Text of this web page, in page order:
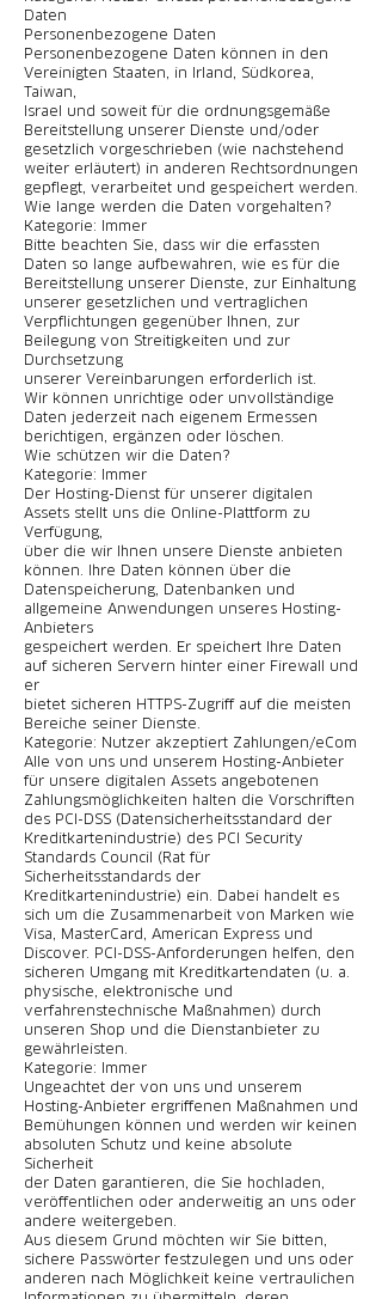
Daten
Personenbezogene Daten
Personenbezogene Daten können in den
Vereinigten Staaten, in Irland, Südkorea,
Taiwan,
Israel und soweit für die ordnungsgemäße
Bereitstellung unserer Dienste und/oder
gesetzlich vorgeschrieben (wie nachstehend
weiter erläutert) in anderen Rechtsordnungen
gepflegt, verarbeitet und gespeichert werden.
Wie lange werden die Daten vorgehalten?
Kategorie: Immer
Bitte beachten Sie, dass wir die erfassten
Daten so lange aufbewahren, wie es für die
Bereitstellung unserer Dienste, zur Einhaltung
unserer gesetzlichen und vertraglichen
Verpflichtungen gegenüber Ihnen, zur
Beilegung von Streitigkeiten und zur
Durchsetzung
unserer Vereinbarungen erforderlich ist.
Wir können unrichtige oder unvollständige
Daten jederzeit nach eigenem Ermessen
berichtigen, ergänzen oder löschen.
Wie schützen wir die Daten?
Kategorie: Immer
Der Hosting-Dienst für unserer digitalen
Assets stellt uns die Online-Plattform zu
Verfügung,
über die wir Ihnen unsere Dienste anbieten
können. Ihre Daten können über die
Datenspeicherung, Datenbanken und
allgemeine Anwendungen unseres Hosting-
Anbieters
gespeichert werden. Er speichert Ihre Daten
auf sicheren Servern hinter einer Firewall und
er
bietet sicheren HTTPS-Zugriff auf die meisten
Bereiche seiner Dienste.
Kategorie: Nutzer akzeptiert Zahlungen/eCom
Alle von uns und unserem Hosting-Anbieter
für unsere digitalen Assets angebotenen
Zahlungsmöglichkeiten halten die Vorschriften
des PCI-DSS (Datensicherheitsstandard der
Kreditkartenindustrie) des PCI Security
Standards Council (Rat für
Sicherheitsstandards der
Kreditkartenindustrie) ein. Dabei handelt es
sich um die Zusammenarbeit von Marken wie
Visa, MasterCard, American Express und
Discover. PCI-DSS-Anforderungen helfen, den
sicheren Umgang mit Kreditkartendaten (u. a.
physische, elektronische und
verfahrenstechnische Maßnahmen) durch
unseren Shop und die Dienstanbieter zu
gewährleisten.
Kategorie: Immer
Ungeachtet der von uns und unserem
Hosting-Anbieter ergriffenen Maßnahmen und
Bemühungen können und werden wir keinen
absoluten Schutz und keine absolute
Sicherheit
der Daten garantieren, die Sie hochladen,
veröffentlichen oder anderweitig an uns oder
andere weitergeben.
Aus diesem Grund möchten wir Sie bitten,
sichere Passwörter festzulegen und uns oder
anderen nach Möglichkeit keine vertraulichen